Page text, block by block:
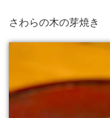
さわらの木の芽焼き